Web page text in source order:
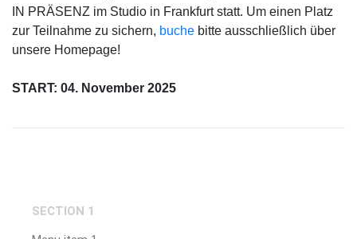
IN PRÄSENZ im Studio in Frankfurt statt. Um einen Platz
zur Teilnahme zu sichern, buche bitte ausschließlich über
unsere Homepage!
START: 04. November 2025
SECTION 1